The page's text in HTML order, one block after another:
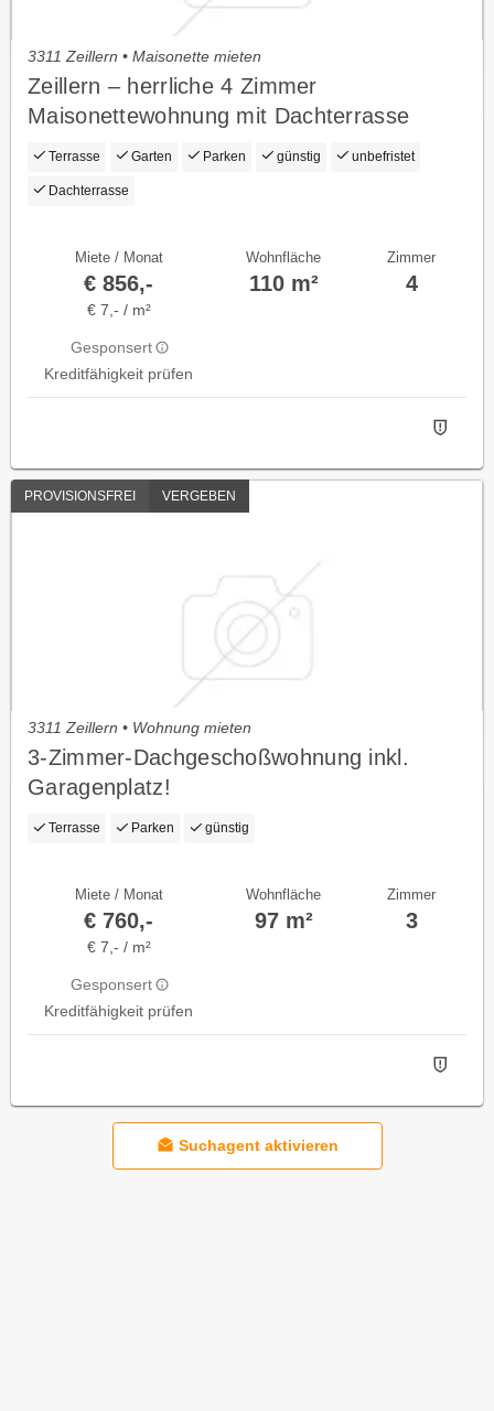
3311 Zeillern • Maisonette mieten
Zeillern – herrliche 4 Zimmer
Maisonettewohnung mit Dachterrasse
Terrasse Garten Parken günstig unbefristet
Dachterrasse
Miete / Monat
€ 856,-
€ 7,- / m²
Gesponsert
Kreditfähigkeit prüfen
Wohnfläche
110 m²
Zimmer
4
PROVISIONSFREI VERGEBEN
3311 Zeillern • Wohnung mieten
3-Zimmer-Dachgeschoßwohnung inkl.
Garagenplatz!
Terrasse Parken günstig
Miete / Monat
€ 760,-
€ 7,- / m²
Gesponsert
Kreditfähigkeit prüfen
Wohnfläche
97 m²
Zimmer
3
Suchagent aktivieren